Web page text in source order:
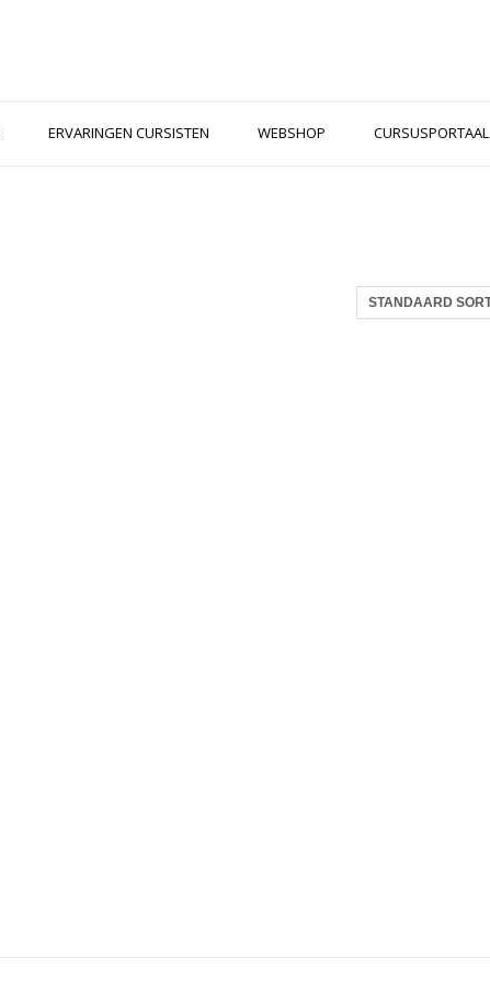
ERVARINGEN CURSISTEN WEBSHOP CURSUSPORTAAL